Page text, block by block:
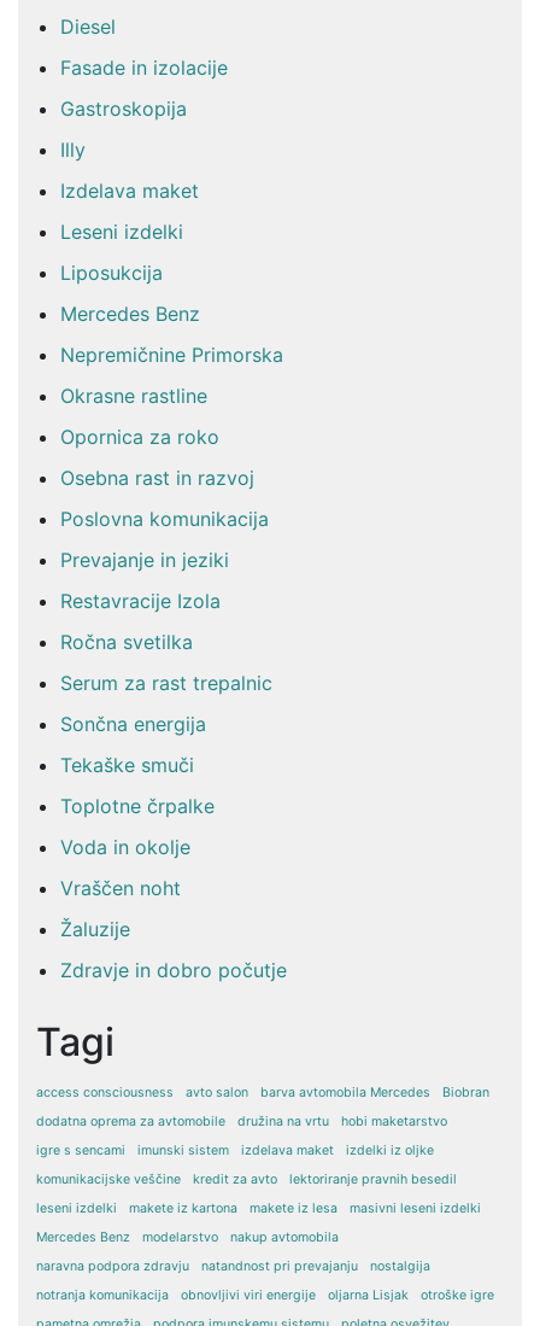
Diesel
Fasade in izolacije
Gastroskopija
Illy
Izdelava maket
Leseni izdelki
Liposukcija
Mercedes Benz
Nepremičnine Primorska
Okrasne rastline
Opornica za roko
Osebna rast in razvoj
Poslovna komunikacija
Prevajanje in jeziki
Restavracije Izola
Ročna svetilka
Serum za rast trepalnic
Sončna energija
Tekaške smuči
Toplotne črpalke
Voda in okolje
Vraščen noht
Žaluzije
Zdravje in dobro počutje
Tagi
access consciousness avto salon barva avtomobila Mercedes
Biobran
dodatna oprema za avtomobile
družina na vrtu
hobi maketarstvo
igre s sencami
imunski sistem izdelava maket
izdelki iz oljke
komunikacijske veščine
kredit za avto
lektoriranje pravnih besedil
leseni izdelki
makete iz kartona makete iz lesa
masivni leseni izdelki
Mercedes Benz
modelarstvo
nakup avtomobila
naravna podpora zdravju
natandnost pri prevajanju
nostalgija
notranja komunikacija
obnovljivi viri energije oljarna Lisjak
otroške igre